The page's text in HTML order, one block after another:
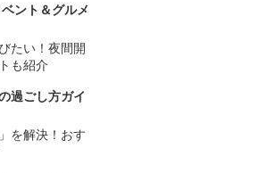
ント＆グルメ
たい！夜間開
も紹介
過ごし方ガイ
を解決！おす